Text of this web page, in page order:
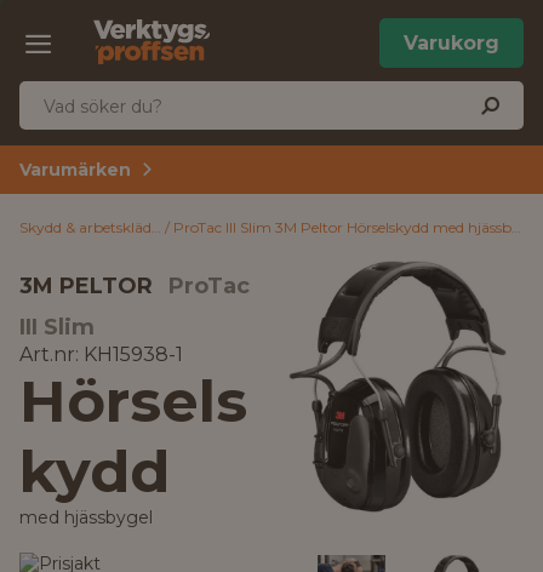
Varukorg
Varumärken
Skydd & arbetskläder ProTac III Slim 3M Peltor Hörselskydd med hjässbygel
3M PELTOR
ProTac
III Slim
Art.nr: KH15938-1
Hörsels
kydd
med hjässbygel